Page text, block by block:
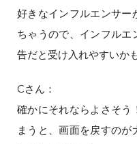
好きなインフルエンサー
ちゃうので、インフルエ
告だと受け入れやすいか
Cさん：
確かにそれならよさそう
まうと、画面を戻すのが